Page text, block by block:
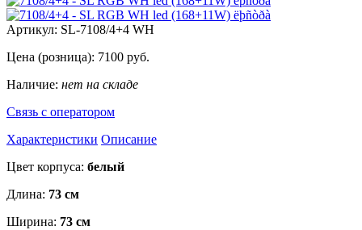
Артикул: SL-7108/4+4 WH
Цена (розница): 7100 руб.
Наличие: нет на складе
Связь с оператором
Характеристики Описание
Цвет корпуса: белый
Длина: 73 см
Ширина: 73 см